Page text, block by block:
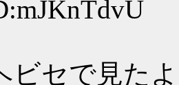
ビセで見た